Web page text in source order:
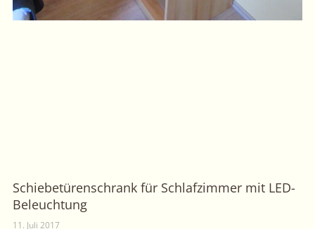
Schiebetürenschrank für Schlafzimmer mit LED-
Beleuchtung
11. Juli 2017